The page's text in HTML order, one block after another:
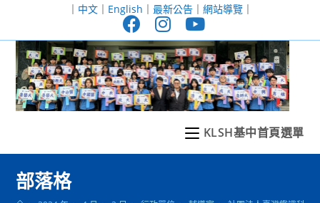
至
｜ 中文｜ English ｜ 最新公告｜ 網站導覽｜
KLSH基中首頁選單
部落格